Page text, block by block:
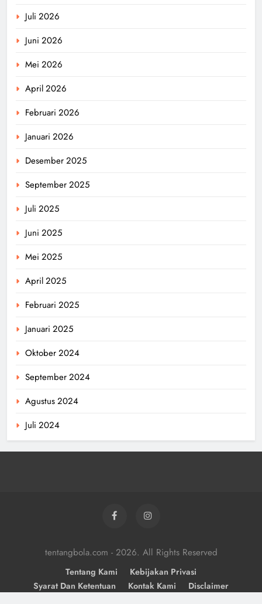
Juli 2026
Juni 2026
Mei 2026
April 2026
Februari 2026
Januari 2026
Desember 2025
September 2025
Juli 2025
Juni 2025
Mei 2025
April 2025
Februari 2025
Januari 2025
Oktober 2024
September 2024
Agustus 2024
Juli 2024
tentangbola.com - 2026. All Rights Reserved
Tentang Kami
Kebijakan Privasi
Syarat Dan Ketentuan
Kontak Kami Disclaimer